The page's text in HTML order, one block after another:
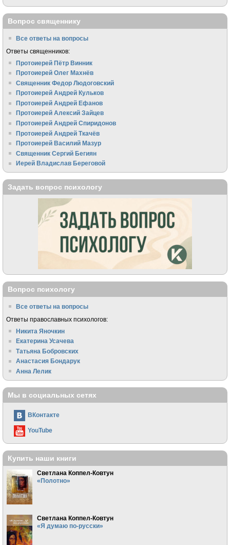
Вопрос священнику
Все ответы на вопросы
Ответы священников:
Протоиерей Пётр Винник
Протоиерей Олег Махнёв
Священник Федор Людоговский
Протоиерей Андрей Кульков
Протоиерей Андрей Ефанов
Протоиерей Алексий Зайцев
Протоиерей Андрей Спиридонов
Протоиерей Андрей Ткачёв
Протоиерей Василий Мазур
Священник Сергий Бегиян
Иерей Владислав Береговой
Задать вопрос психологу
Вопрос психологу
Все ответы на вопросы
Ответы православных психологов:
Никита Яночкин
Екатерина Усачева
Татьяна Бобровских
Анастасия Бондарук
Анна Лелик
Мы в социальных сетях
ВКонтакте
YouTube
Купить наши книги
Светлана Коппел-Ковтун
«Полотно»
Светлана Коппел-Ковтун
«Я думаю по-русски»